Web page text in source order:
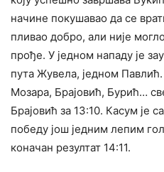
начине покушавао да се
пливао добро, али није
прође. У једном нападу је
пута Жувела, једном
Мозара, Брајовић, Бурић…
Брајовић за 13:10. Касум је
победу још једним лепим
коначан резултат 14:11.